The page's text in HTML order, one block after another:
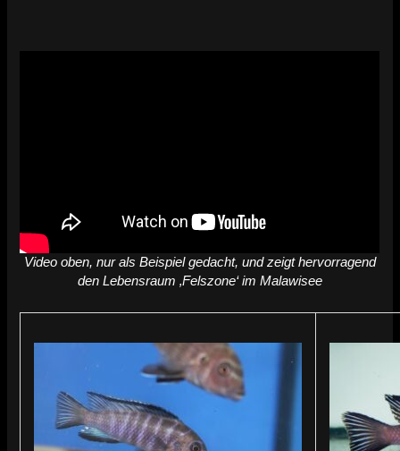
Video oben, nur als Beispiel gedacht, und zeigt hervorragend
den Lebensraum ‚Felszone‘ im Malawisee